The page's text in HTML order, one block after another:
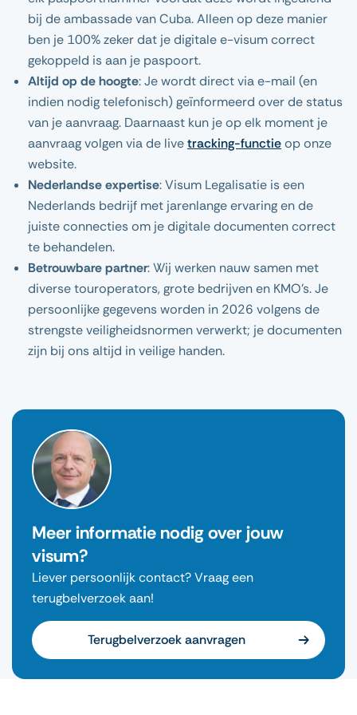
bij de ambassade van Cuba. Alleen op deze manier
ben je 100% zeker dat je digitale e-visum correct
gekoppeld is aan je paspoort.
Altijd op de hoogte: Je wordt direct via e-mail (en
indien nodig telefonisch) geïnformeerd over de status
van je aanvraag. Daarnaast kun je op elk moment je
aanvraag volgen via de livetracking-functieop onze
website.
Nederlandse expertise: Visum Legalisatie is een
Nederlands bedrijf met jarenlange ervaring en de
juiste connecties om je digitale documenten correct
te behandelen.
Betrouwbare partner: Wij werken nauw samen met
diverse touroperators, grote bedrijven en KMO’s. Je
persoonlijke gegevens worden in 2026 volgens de
strengste veiligheidsnormen verwerkt; je documenten
zijn bij ons altijd in veilige handen.
Meer informatie nodig over jouw
visum?
Liever persoonlijk contact? Vraag een
terugbelverzoek aan!
Terugbelverzoek aanvragen